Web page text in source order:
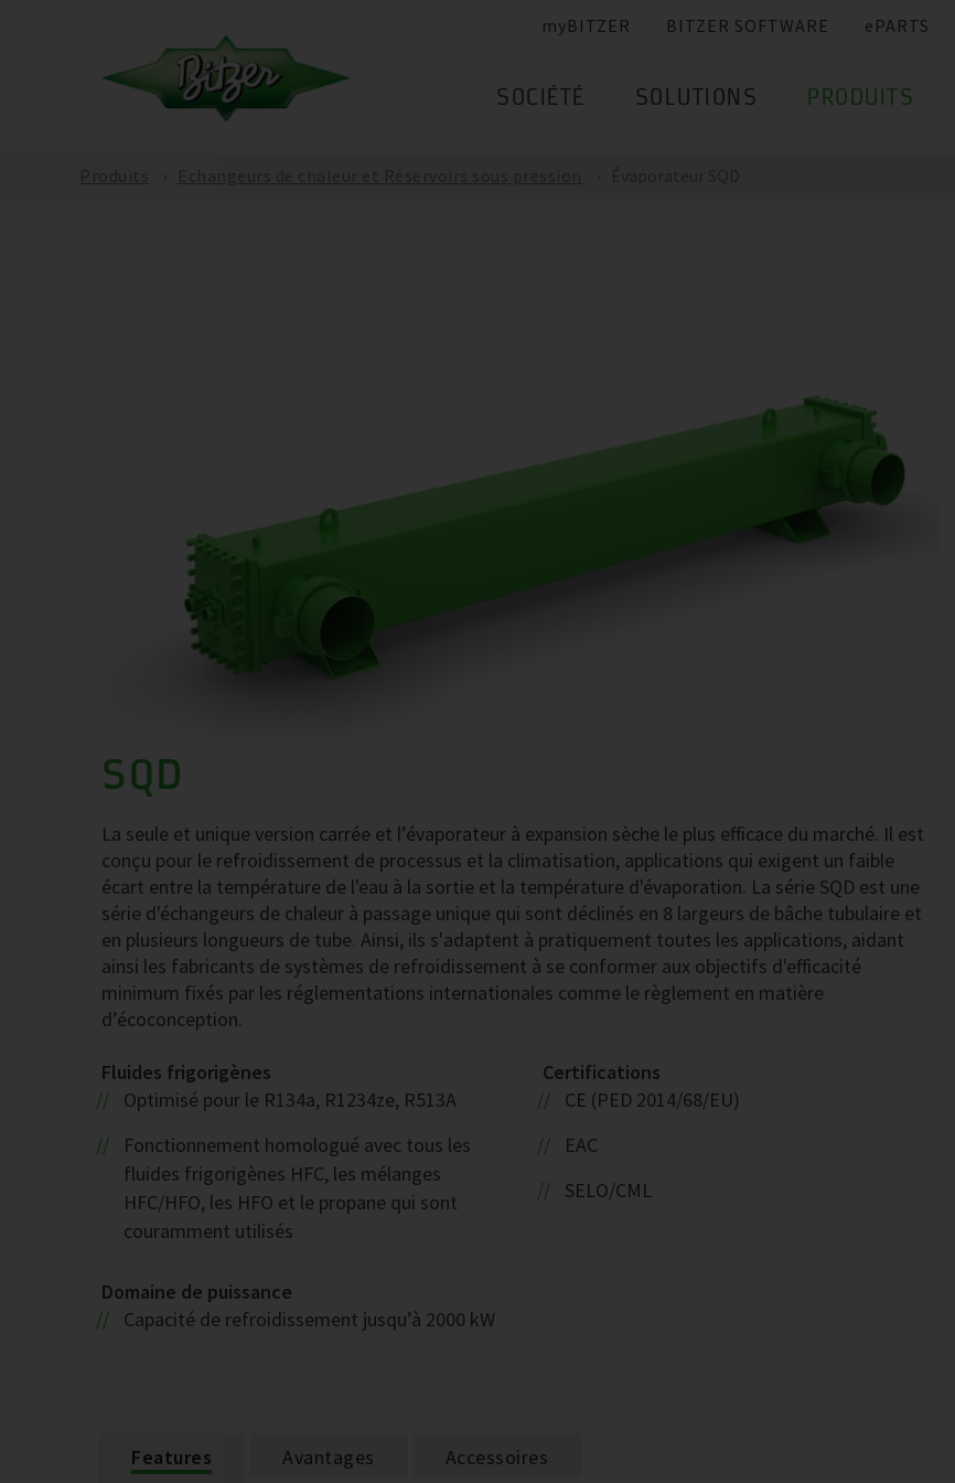
myBITZER BITZER SOFTWARE ePARTS
SOCIÉTÉ SOLUTIONS PRODUITS
SQD
La seule et unique version carrée et l’évaporateur à expansion sèche le plus efficace du marché. Il est
conçu pour le refroidissement de processus et la climatisation, applications qui exigent un faible
écart entre la température de l'eau à la sortie et la température d'évaporation. La série SQD est une
série d'échangeurs de chaleur à passage unique qui sont déclinés en 8 largeurs de bâche tubulaire et
en plusieurs longueurs de tube. Ainsi, ils s'adaptent à pratiquement toutes les applications, aidant
ainsi les fabricants de systèmes de refroidissement à se conformer aux objectifs d'efficacité
minimum fixés par les réglementations internationales comme le règlement en matière
d’écoconception.
Fluides frigorigènes
Optimisé pour le R134a, R1234ze, R513A
Fonctionnement homologué avec tous les
fluides frigorigènes HFC, les mélanges
HFC/HFO, les HFO et le propane qui sont
couramment utilisés
Domaine de puissance
Capacité de refroidissement jusqu’à 2000 kW
Certifications
CE (PED 2014/68/EU)
EAC
SELO/CML
Features Avantages Accessoires